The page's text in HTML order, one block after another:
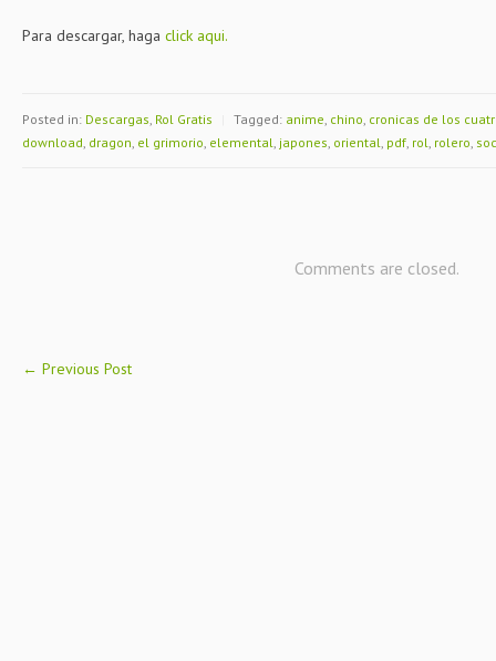
Para descargar, haga click aqui.
Posted in: Descargas, Rol Gratis Tagged: anime, chino, cronicas de los
download, dragon, el grimorio, elemental, japones, oriental, pdf, rol, rolero,
Comments are closed.
← Previous Post